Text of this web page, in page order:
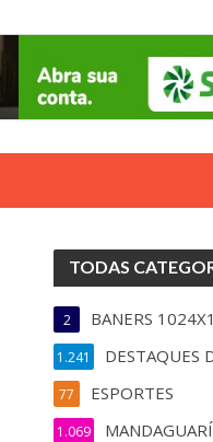
TODAS
BANERS
2
DESTAQUES
1.241
ESPORTES
77
MANDAGUARÍ
1.069